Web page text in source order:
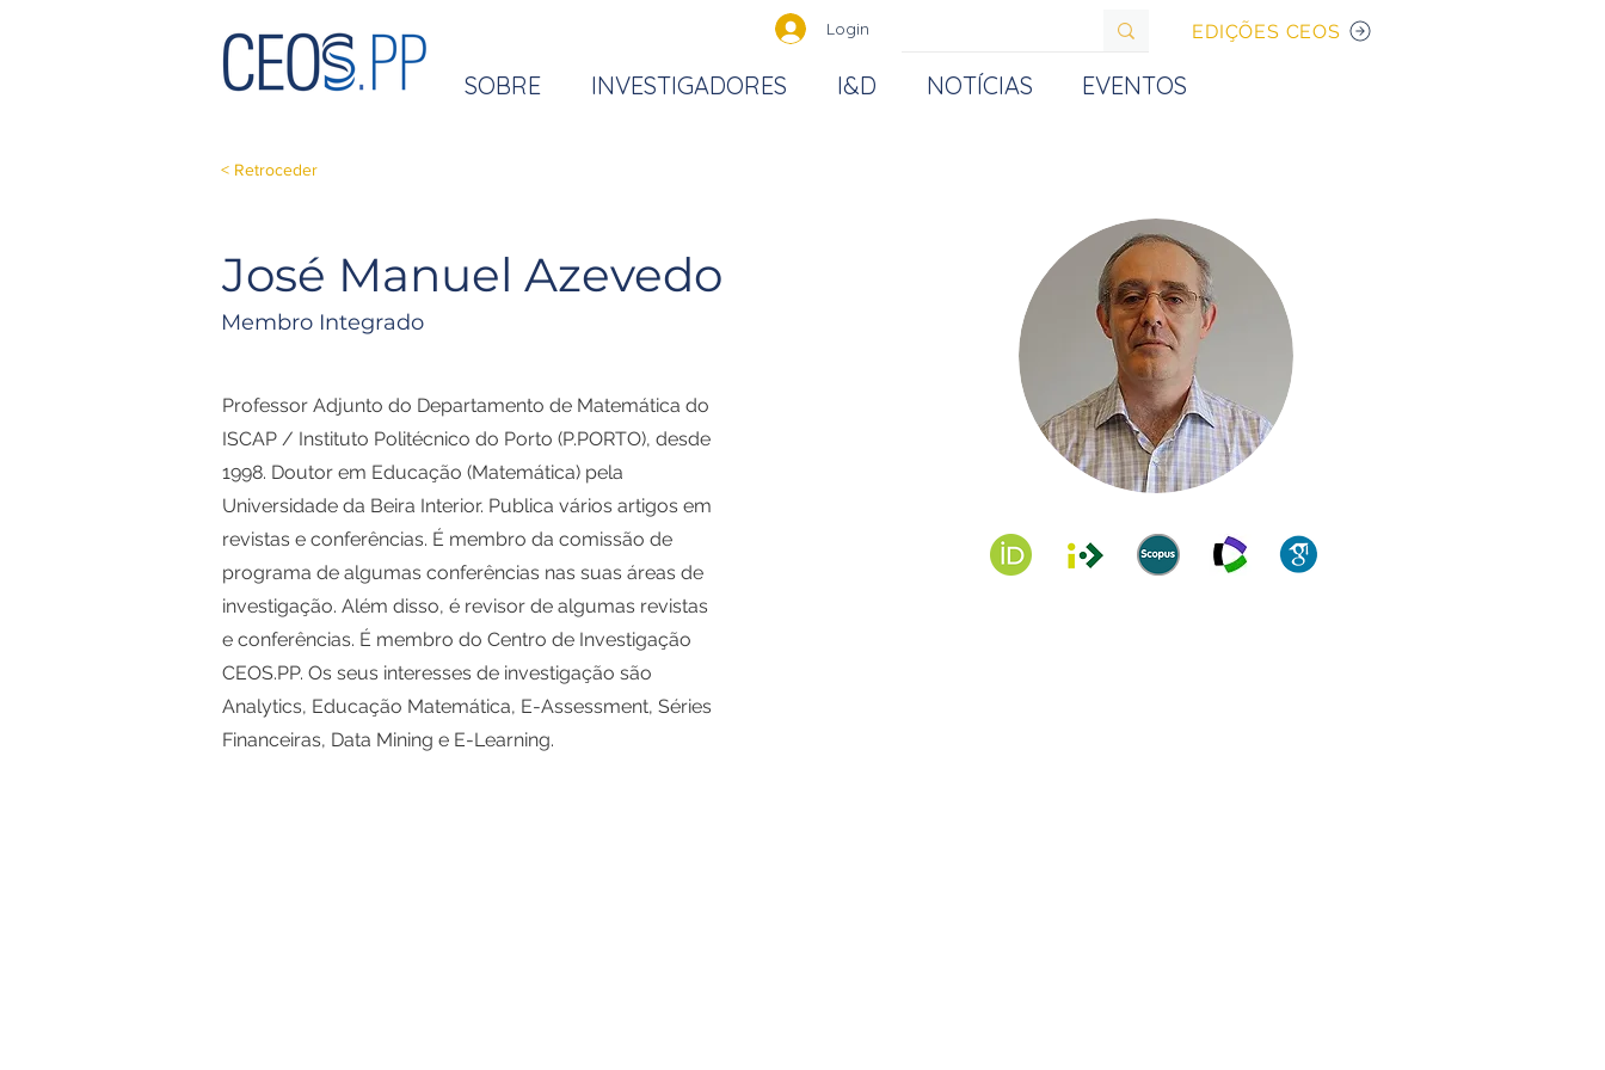
Login EDIÇÕES CEOS
SOBRE INVESTIGADORES I&D NOTÍCIAS EVENTOS
< Retroceder
José Manuel Azevedo
Membro Integrado
Professor Adjunto do Departamento de Matemática do
ISCAP / Instituto Politécnico do Porto (P.PORTO), desde
1998. Doutor em Educação (Matemática) pela
Universidade da Beira Interior. Publica vários artigos em
revistas e conferências. É membro da comissão de
programa de algumas conferências nas suas áreas de
investigação. Além disso, é revisor de algumas revistas
e conferências. É membro do Centro de Investigação
CEOS.PP. Os seus interesses de investigação são
Analytics, Educação Matemática, E-Assessment, Séries
Financeiras, Data Mining e E-Learning.